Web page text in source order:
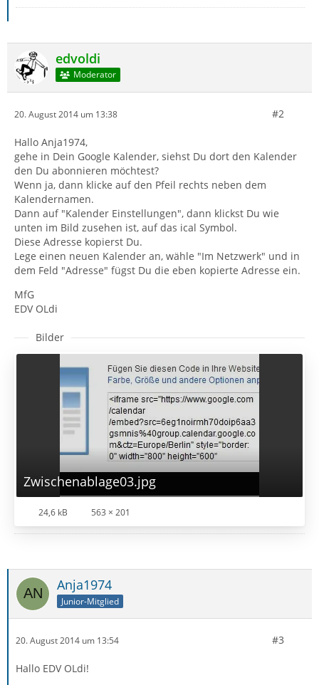
edvoldi
Moderator
20. August 2014 um 13:38 #2
Hallo Anja1974,
gehe in Dein Google Kalender, siehst Du dort den Kalender
den Du abonnieren möchtest?
Wenn ja, dann klicke auf den Pfeil rechts neben dem
Kalendernamen.
Dann auf "Kalender Einstellungen", dann klickst Du wie
unten im Bild zusehen ist, auf das ical Symbol.
Diese Adresse kopierst Du.
Lege einen neuen Kalender an, wähle "Im Netzwerk" und in
dem Feld "Adresse" fügst Du die eben kopierte Adresse ein.
MfG
EDV OLdi
Bilder
Zwischenablage03.jpg
24,6 kB 563 × 201
Anja1974
Junior-Mitglied
20. August 2014 um 13:54 #3
Hallo EDV OLdi!